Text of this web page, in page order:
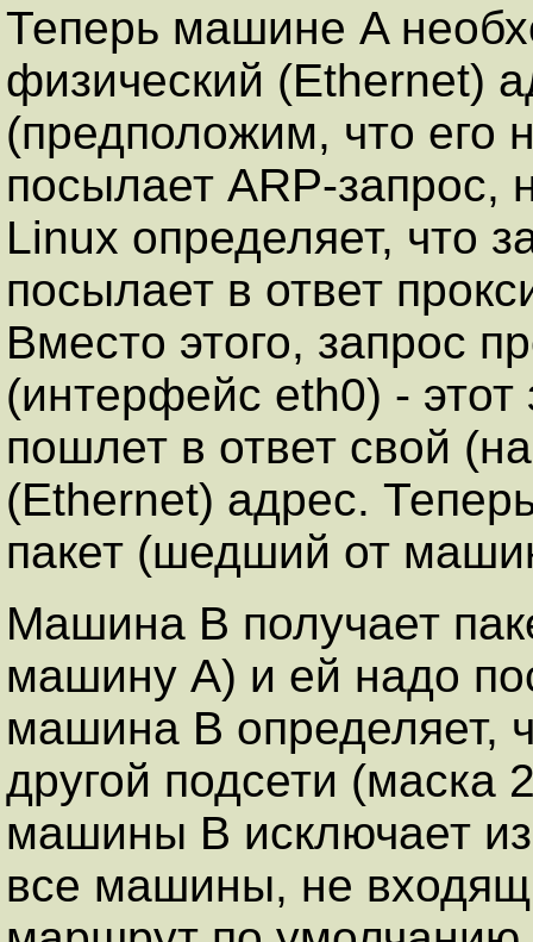
Теперь машине A
физический (Ethernet)
(предположим, что его
посылает ARP-запрос,
Linux определяет, что
посылает в ответ
Вместо этого, запрос
(интерфейс eth0) -
пошлет в ответ свой
(Ethernet) адрес.
пакет (шедший от
Машина B получает
машину A) и ей надо
машина B определяет,
другой подсети (маска
машины B исключает
все машины, не